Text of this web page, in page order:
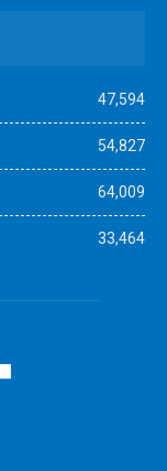
47,594
54,827
64,009
33,464